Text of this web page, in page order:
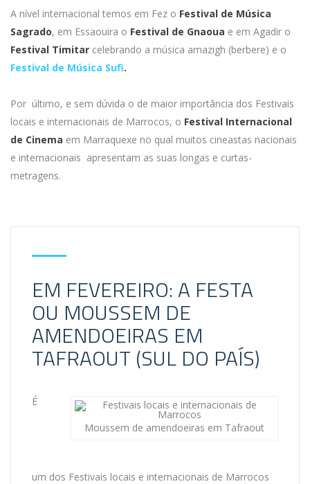
A nível internacional temos em Fez o Festival de Música
Sagrado, em Essaouira o Festival de Gnaoua e em Agadir o
Festival Timitar celebrando a música amazigh (berbere) e o
Festival de Música Sufi.
Por último, e sem dúvida o de maior importância dos Festivais
locais e internacionais de Marrocos, o Festival Internacional
de Cinema em Marraquexe no qual muitos cineastas nacionais
e internacionais apresentam as suas longas e curtas-
metragens.
EM FEVEREIRO: A FESTA
OU MOUSSEM DE
AMENDOEIRAS EM
TAFRAOUT (SUL DO PAÍS)
Moussem de amendoeiras em Tafraout
É
um dos Festivais locais e internacionais de Marrocos